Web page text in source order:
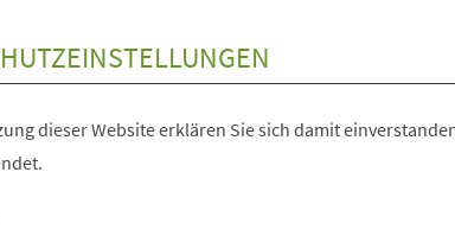
dieser Website erklären Sie sich damit